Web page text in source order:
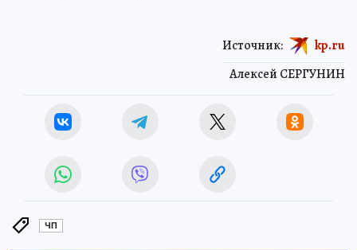
Алексей СЕРГУНИН
Источник: kp.ru
ЧП